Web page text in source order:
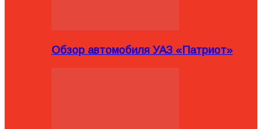
Обзор автомобиля УАЗ «Патриот»